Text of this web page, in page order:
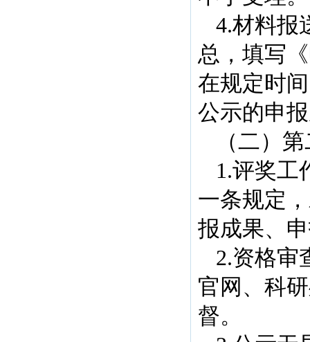
4.材料报
总，填写
在规定时
公示的申
（二）
1.评奖工
一条规定
报成果、
2.资格审
官网、科
督。